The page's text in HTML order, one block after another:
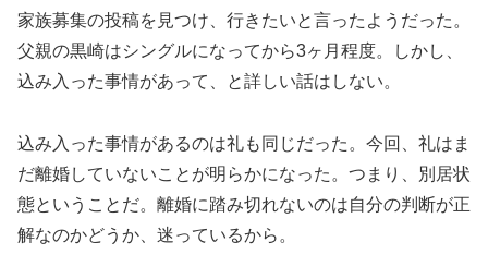
家族募集の投稿を見つけ、行きたいと言ったようだった。
父親の黒崎はシングルになってから3ヶ月程度。しかし、
込み入った事情があって、と詳しい話はしない。
込み入った事情があるのは礼も同じだった。今回、礼はま
だ離婚していないことが明らかになった。つまり、別居状
態ということだ。離婚に踏み切れないのは自分の判断が正
解なのかどうか、迷っているから。